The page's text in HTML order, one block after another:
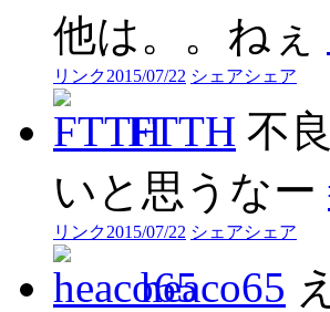
他は。。ねぇ
リンク2015/07/22 シェアシェア
FTTH 不
いと思うなー
リンク2015/07/22 シェアシェア
heaco65